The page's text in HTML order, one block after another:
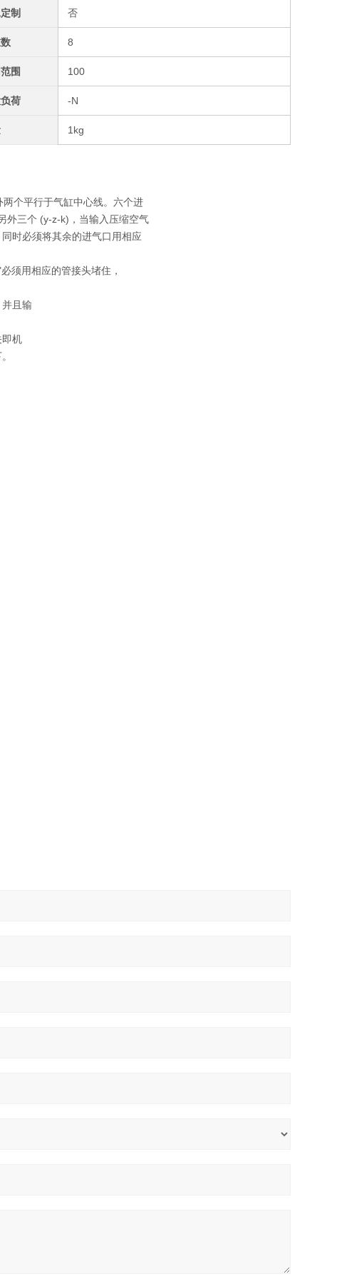
制 否
8
围 100
荷 -N
1kg
个平行于气缸中心线。六个进
外三个 (y-z-k)，当输入压缩空气
时必须将其余的进气口用相应
须用相应的管接头堵住，
且输
即机